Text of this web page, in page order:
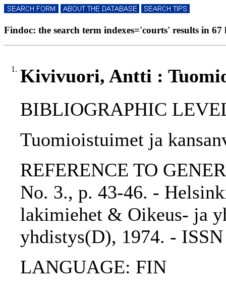
Findoc: the search term indexes='courts' results in 67
1. Kivivuori, Antti :
BIBLIOGRAPHIC
Tuomioistuimet ja
REFERENCE TO
No. 3., p. 43-46. -
lakimiehet & Oikeus- ja
yhdistys(D), 1974. -
LANGUAGE: FIN